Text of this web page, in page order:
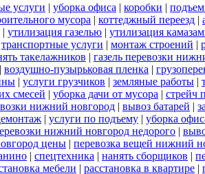
услуги | уборка офиса | коробки |
мусора | коттеджный переезд |
| утилизация газелью | утилизация
транспортные услуги | монтаж строений |
такелажников | газель перевозки
| воздушно-пузырьковая пленка |
| услуги грузчиков | земляные работы |
смесей | уборка дачи от мусора | стрейч
нижний новгород | вывоз батарей |
| услуги по подъему | уборка
нижний новгород недорого |
цены | перевозка вещей нижний
| спецтехника | нанять сборщиков |
мебели | расстановка в квартире |